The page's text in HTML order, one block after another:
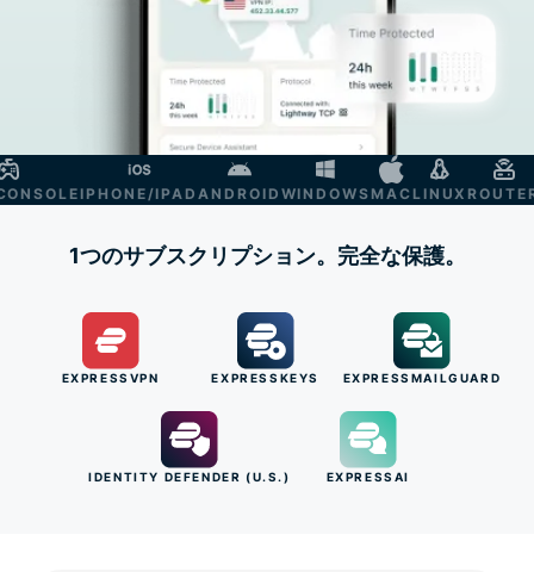
IPHONE/IPADANDROIDWINDOWSMAC LINUX ROUTER
1つのサブスクリプション。完全な保護。
EXPRESSVPN EXPRESSKEYS EXPRESSMAILGUARD
IDENTITY DEFENDER (U.S.) EXPRESSAI